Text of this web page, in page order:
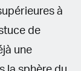
à
de
une